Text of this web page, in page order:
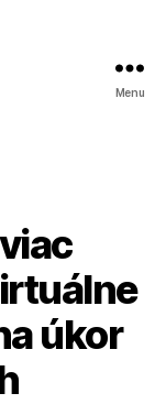
Menu
úkor